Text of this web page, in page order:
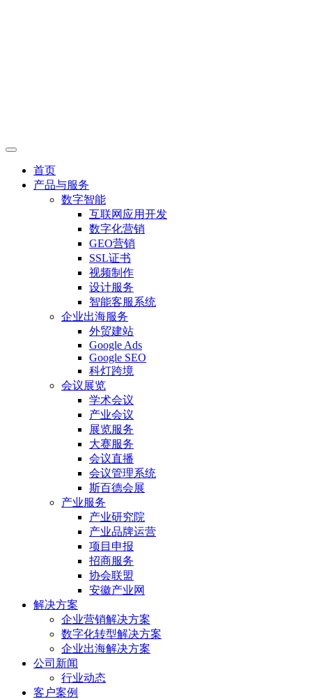
首页
产品与服务
数字智能
互联网应用开发
数字化营销
GEO营销
SSL证书
视频制作
设计服务
智能客服系统
企业出海服务
外贸建站
Google Ads
Google SEO
科灯跨境
会议展览
学术会议
产业会议
展览服务
大赛服务
会议直播
会议管理系统
斯百德会展
产业服务
产业研究院
产业品牌运营
项目申报
招商服务
协会联盟
安徽产业网
解决方案
企业营销解决方案
数字化转型解决方案
企业出海解决方案
公司新闻
行业动态
客户案例